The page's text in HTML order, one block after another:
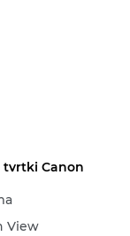
tvrtki Canon
View